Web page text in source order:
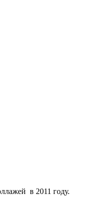
в 2011 году.